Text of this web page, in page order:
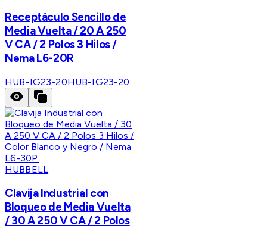
Receptáculo Sencillo de
Media Vuelta / 20 A 250
V CA / 2 Polos 3 Hilos /
Nema L6-20R
HUB-IG23-20HUB-IG23-20
HUBBELL
Clavija Industrial con
Bloqueo de Media Vuelta
/ 30 A 250 V CA / 2 Polos